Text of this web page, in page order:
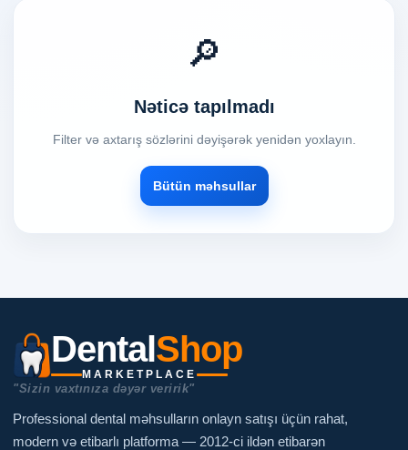
🔎
Nəticə tapılmadı
Filter və axtarış sözlərini dəyişərək yenidən yoxlayın.
Bütün məhsullar
DentalShop
MARKETPLACE
"Sizin vaxtınıza dəyər veririk"
Professional dental məhsulların onlayn satışı üçün rahat,
modern və etibarlı platforma — 2012-ci ildən etibarən